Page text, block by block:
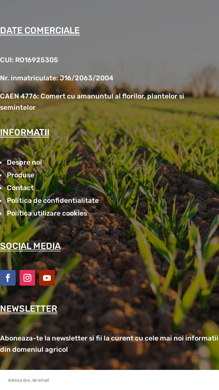
DATE COMERCIALE
CUI: RO16925305
Nr. inmatriculate: J16/2063/2004
CAEN 4776: Comert cu amanuntul al florilor, plantelor si
semintelor
INFORMATII
Despre noi
Produse
Contact
Politica de confidentialitate
Politica utilizare cookies
SOCIAL MEDIA
NEWSLETTER
Aboneaza-te la newsletter si fii la curent cu cele mai noi informatii
din domeniul agricol